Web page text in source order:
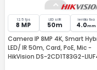
12.5 fps
8 MP
LED si IR
50m
lentila fixa
4.0mm
Camera IP 8MP 4K, Smart
LED/ IR 50m, Card, PoE, Mic -
HikVision DS-2CD1T83G2-